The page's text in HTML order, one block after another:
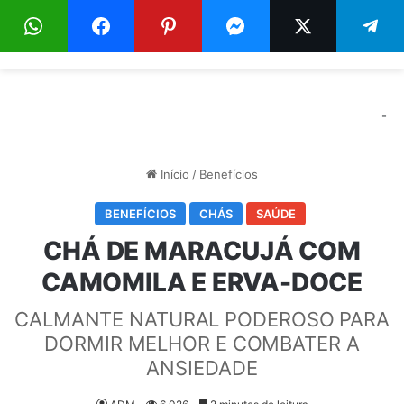
Menu
-
Início / Benefícios
BENEFÍCIOS CHÁS SAÚDE
CHÁ DE MARACUJÁ COM
CAMOMILA E ERVA-DOCE
CALMANTE NATURAL PODEROSO PARA
DORMIR MELHOR E COMBATER A
ANSIEDADE